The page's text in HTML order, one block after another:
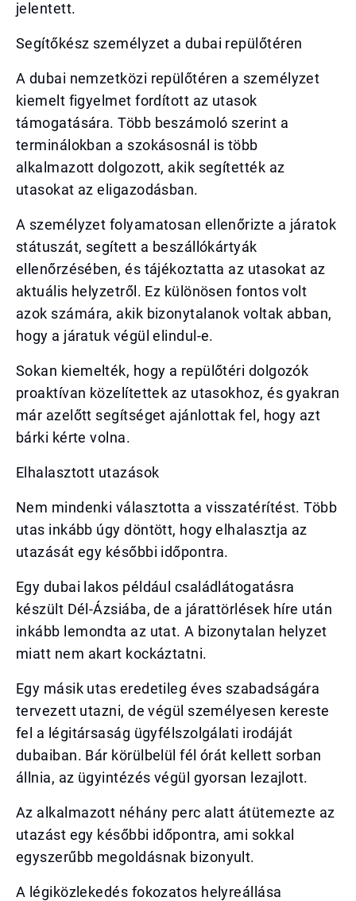
jelentett.
Segítőkész személyzet a dubai repülőtéren
A dubai nemzetközi repülőtéren a személyzet
kiemelt figyelmet fordított az utasok
támogatására. Több beszámoló szerint a
terminálokban a szokásosnál is több
alkalmazott dolgozott, akik segítették az
utasokat az eligazodásban.
A személyzet folyamatosan ellenőrizte a járatok
státuszát, segített a beszállókártyák
ellenőrzésében, és tájékoztatta az utasokat az
aktuális helyzetről. Ez különösen fontos volt
azok számára, akik bizonytalanok voltak abban,
hogy a járatuk végül elindul-e.
Sokan kiemelték, hogy a repülőtéri dolgozók
proaktívan közelítettek az utasokhoz, és gyakran
már azelőtt segítséget ajánlottak fel, hogy azt
bárki kérte volna.
Elhalasztott utazások
Nem mindenki választotta a visszatérítést. Több
utas inkább úgy döntött, hogy elhalasztja az
utazását egy későbbi időpontra.
Egy dubai lakos például családlátogatásra
készült Dél-Ázsiába, de a járattörlések híre után
inkább lemondta az utat. A bizonytalan helyzet
miatt nem akart kockáztatni.
Egy másik utas eredetileg éves szabadságára
tervezett utazni, de végül személyesen kereste
fel a légitársaság ügyfélszolgálati irodáját
dubaiban. Bár körülbelül fél órát kellett sorban
állnia, az ügyintézés végül gyorsan lezajlott.
Az alkalmazott néhány perc alatt átütemezte az
utazást egy későbbi időpontra, ami sokkal
egyszerűbb megoldásnak bizonyult.
A légiközlekedés fokozatos helyreállása